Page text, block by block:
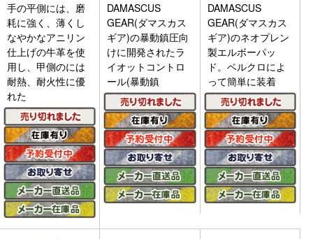
手の平側には、磨
耗に強く、薄くし
なやかなアニリン
仕上げの牛革を使
用し、甲側のには
耐熱、耐火性に優
れた
DAMASCUS
GEAR(ダマスカス
ギア)の暴動鎮圧向
けに開発されたラ
イオットコントロ
ール(暴動鎮
DAMASCUS
GEAR(ダマスカス
ギア)のネオプレン
製エルボーパッ
ド。ベルクロによ
って簡単に装着